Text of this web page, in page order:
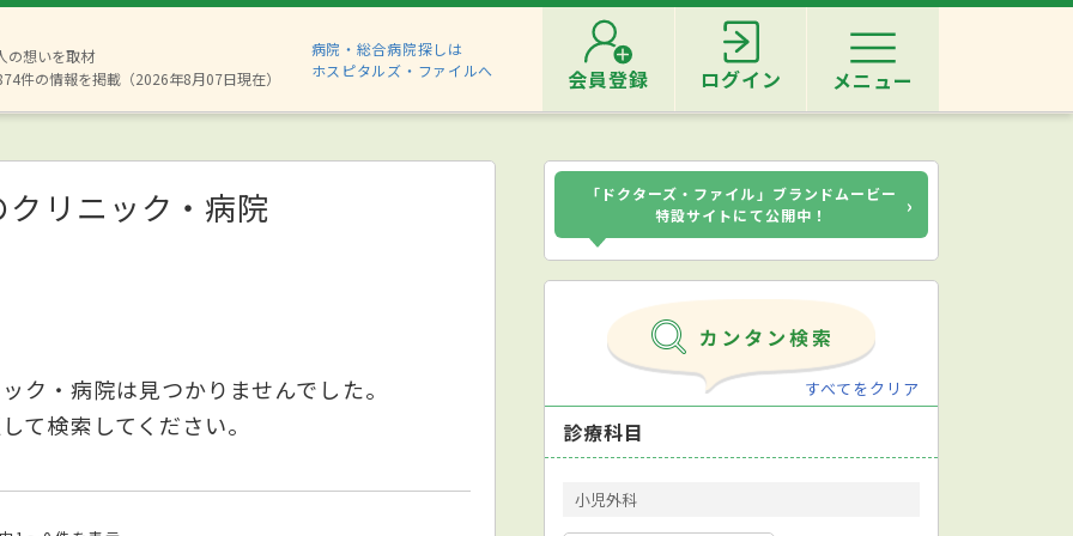
の想いを取材
件の情報を掲載（2026年8月07日現在）
病院・総合病院探しは
ホスピタルズ・ファイルへ
会員登録 ログイン メニュー
クリニック・病院
ク・病院は見つかりませんでした。
て検索してください。
「ドクターズ・ファイル」ブランドムービー
特設サイトにて公開中！
›
すべてをクリア
診療科目
小児外科